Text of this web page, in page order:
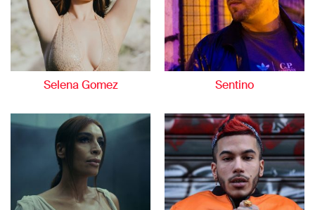
Selena Gomez Sentino